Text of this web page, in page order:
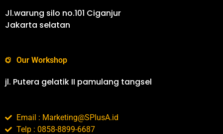
Jl.warung silo no.101 Ciganjur
Jakarta selatan
Our Workshop
jl. Putera gelatik II pamulang tangsel
Email : Marketing@SPlusA.id
Telp : 0858-8899-6687